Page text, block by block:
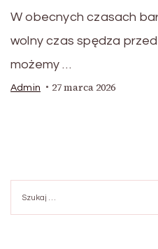
W obecnych czasach
wolny czas spędza
możemy …
Admin 27 marca 2026